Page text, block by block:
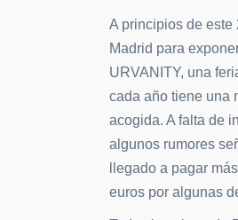
A principios de
Madrid para
URVANITY, una
cada año tiene una
acogida. A falta de
algunos rumores
llegado a pagar
euros por algunas